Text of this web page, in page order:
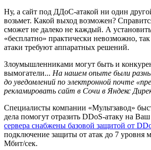
Ну, а сайт под ДДоС-атакой ни один
возьмет. Какой выход возможен?
сможет не далеко не каждый. А
«бесплатно» практически невозможно,
атаки требуют аппаратных решений.
Злоумышленниками могут быть и
вымогатели... На нашем опыте были
до уведомлений по электронной почте
рекламировать сайт в Сочи в Яндекс
Специалисты компании «Мультзавод»
дела помогут отразить DDoS-атаку на
сервера снабжены базовой защитой от
подключение защиты от атак до 7 уровня
Мбит/сек.